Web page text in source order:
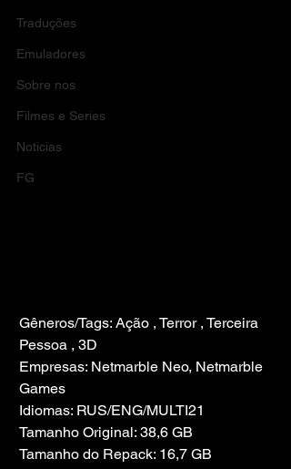
Traduções
Emuladores
Sobre nos
Filmes e Series
Noticias
FG
Gêneros/Tags: Ação , Terror , Terceira
Pessoa , 3D
Empresas: Netmarble Neo, Netmarble
Games
Idiomas: RUS/ENG/MULTI21
Tamanho Original: 38,6 GB
Tamanho do Repack: 16,7 GB